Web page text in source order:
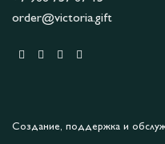
order@victoria.gift
Создание, поддержка и